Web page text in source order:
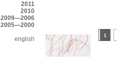
2011
2010
2009—2006
2005—2000
english